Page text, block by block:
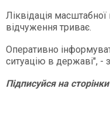
Ліквідація
відчуження триває.
Оперативно
ситуацію в державі", -
Підписуйсянасторінки